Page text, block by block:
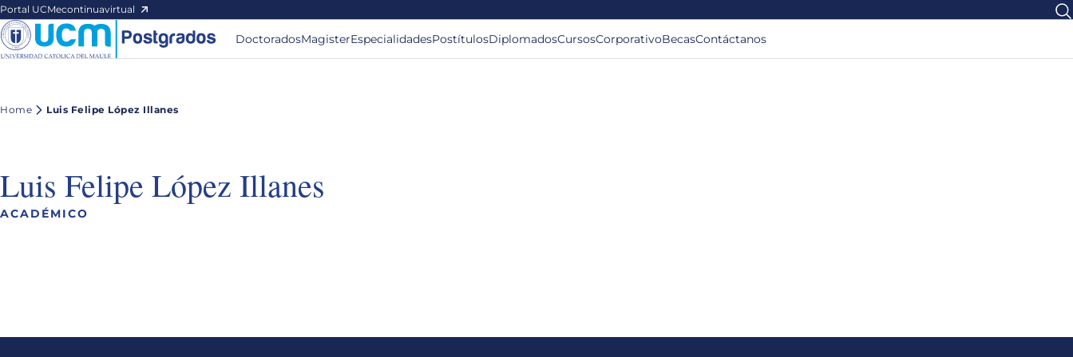
Portal UCMecontinuavirtual
DoctoradosMagisterEspecialidadesPostítulosDiplomadosCursosCorporativoBecasContáctanos
Home Luis Felipe López Illanes
Luis Felipe López Illanes
ACADÉMICO